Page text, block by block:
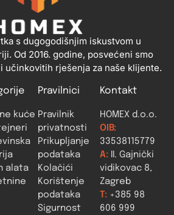
s dugogodišnjim iskustvom u
Od 2016. godine, posvećeni smo
učinkovitih rješenja za naše klijente.
kuće
alata
Pravilnici
Pravilnik
privatnosti
Prikupljanje
podataka
Kolačići
Korištenje
podataka
Sigurnost
Kontakt
HOMEX d.o.o.
OIB:
33538115779
A: II. Gajnički
vidikovac 8,
Zagreb
T: +385 98
606 999